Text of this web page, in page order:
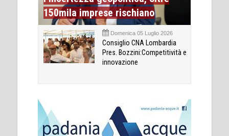
150mila imprese rischiano
Domenica 05 Luglio 2026
Consiglio CNA Lombardia
Pres. Bozzini:Competitività e
innovazione